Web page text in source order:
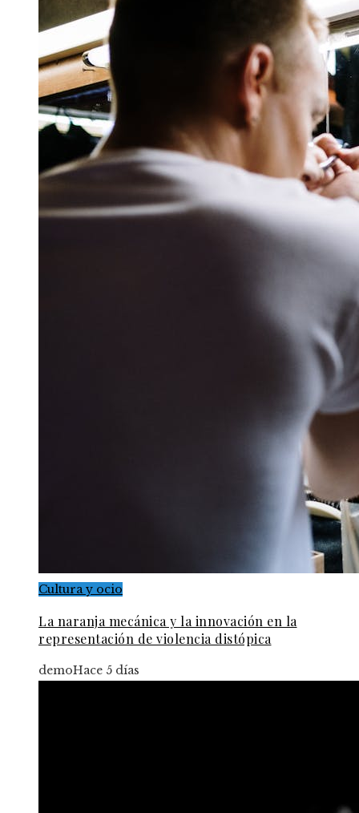
Cultura y ocio
La naranja mecánica y la innovación en la
representación de violencia distópica
demoHace 5 días